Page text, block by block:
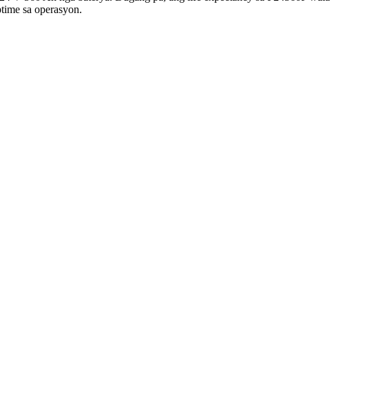
sa operasyon.